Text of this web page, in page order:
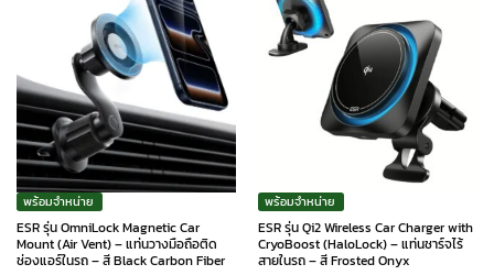
พร้อมจำหน่าย
ESR รุ่น OmniLock Magnetic Car
Mount (Air Vent) – แท่นวางมือถือติด
ช่องแอร์ในรถ – สี Black Carbon Fiber
พร้อมจำหน่าย
ESR รุ่น Qi2 Wireless Car Charger with
CryoBoost (HaloLock) – แท่นชาร์จไร้
สายในรถ – สี Frosted Onyx